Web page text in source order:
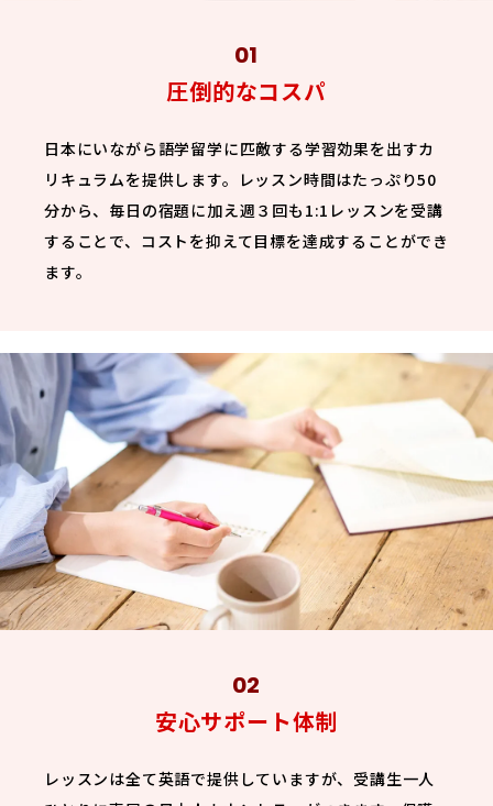
圧倒的なコスパ
日本にいながら語学留学に匹敵する学習効果を出すカ
リキュラムを提供します。レッスン時間はたっぷり50
分から、毎日の宿題に加え週３回も1:1レッスンを受講
することで、コストを抑えて目標を達成することができ
ます。
安心サポート体制
レッスンは全て英語で提供していますが、受講生一人